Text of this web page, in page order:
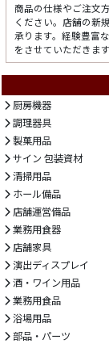
商品の仕様やご注文
ください。店舗の新
承ります。経験豊富
をさせていただきます
厨房機器
調理器具
製菓用品
サイン 包装資材
清掃用品
ホール備品
店舗運営備品
業務用食器
店舗家具
演出ディスプレイ
酒・ワイン用品
業務用食品
浴場用品
部品・パーツ